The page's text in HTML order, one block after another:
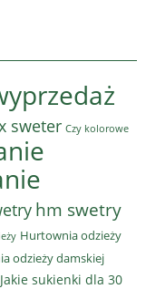
sweter Czy kolorowe
hm swetry
Hurtownia odzieży
odzieży damskiej
Jakie sukienki dla 30